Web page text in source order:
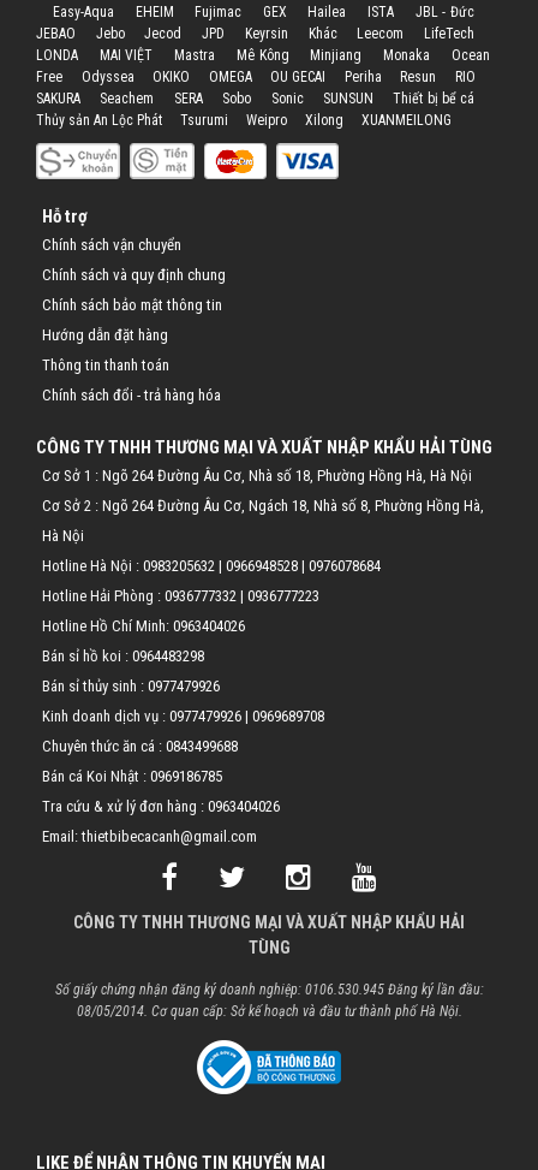
Easy-Aqua
EHEIM Fujimac GEX Hailea ISTA
JBL - Đức
JEBAO
Jebo Jecod JPD Keyrsin Khác Leecom
LifeTech
LONDA
MAI VIỆT Mastra Mê Kông Minjiang Monaka
Ocean
Free
Odyssea OKIKO OMEGA OU GECAI Periha Resun
RIO
SAKURA
Seachem SERA Sobo Sonic SUNSUN
Thiết bị bể cá
Thủy sản An Lộc Phát
Tsurumi Weipro Xilong XUANMEILONG
Hỗ trợ
Chính sách vận chuyển
Chính sách và quy định chung
Chính sách bảo mật thông tin
Hướng dẫn đặt hàng
Thông tin thanh toán
Chính sách đổi - trả hàng hóa
CÔNG TY TNHH THƯƠNG MẠI VÀ XUẤT NHẬP KHẨU HẢI TÙNG
Cơ Sở 1 : Ngõ 264 Đường Âu Cơ, Nhà số 18, Phường Hồng Hà, Hà Nội
Cơ Sở 2 : Ngõ 264 Đường Âu Cơ, Ngách 18, Nhà số 8, Phường Hồng Hà,
Hà Nội
Hotline Hà Nội : 0983205632 | 0966948528 | 0976078684
Hotline Hải Phòng : 0936777332 | 0936777223
Hotline Hồ Chí Minh: 0963404026
Bán sỉ hồ koi : 0964483298
Bán sỉ thủy sinh : 0977479926
Kinh doanh dịch vụ : 0977479926 | 0969689708
Chuyên thức ăn cá : 0843499688
Bán cá Koi Nhật : 0969186785
Tra cứu & xử lý đơn hàng : 0963404026
Email: thietbibecacanh@gmail.com
CÔNG TY TNHH THƯƠNG MẠI VÀ XUẤT NHẬP KHẨU HẢI
TÙNG
Số giấy chứng nhận đăng ký doanh nghiệp: 0106.530.945 Đăng ký lần đầu:
08/05/2014. Cơ quan cấp: Sở kế hoạch và đầu tư thành phố Hà Nội.
LIKE ĐỂ NHẬN THÔNG TIN KHUYẾN MẠI